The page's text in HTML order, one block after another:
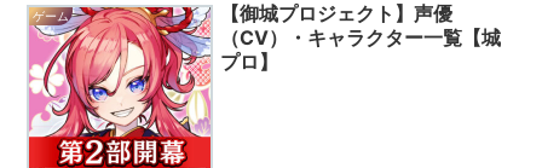
ゲーム
【御城プロジェクト】声優
（CV）・キャラクター一覧【城
プロ】